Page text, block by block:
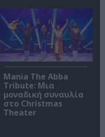
Mania The Abba
Tribute: Μια
μοναδική συναυλία
στο Christmas
Theater